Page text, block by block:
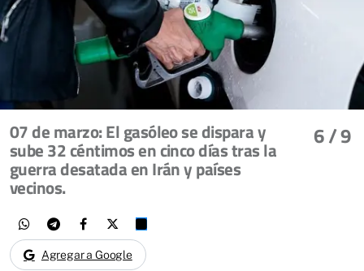
6/ 9
07 de marzo: El gasóleo se dispara y
sube 32 céntimos en cinco días tras la
guerra desatada en Irán y países
vecinos.
Agregar a Google